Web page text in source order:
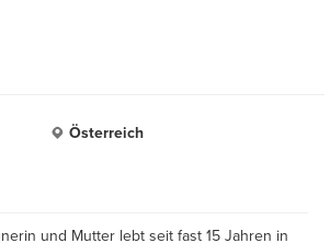
Österreich
und Mutter lebt seit fast 15 Jahren in